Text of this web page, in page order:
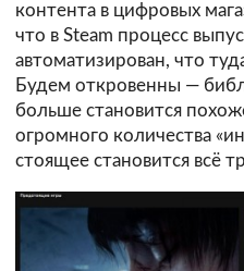
контента в цифровых
что в Steam процесс
автоматизирован, что
Будем откровенны —
больше становится
огромного количества
стоящее становится всё